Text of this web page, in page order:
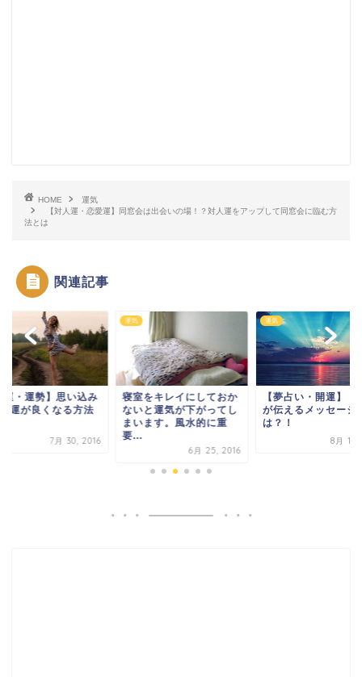
HOME
運気
【対人運・恋愛運】同窓会は出会いの場！？対人運をアップして同窓会に臨む方
法とは
関連記事
運・運勢】思い込み
運が良くなる方法
7月 30, 2016
運気
寝室をキレイにしておか
ないと運気が下がってし
まいます。風水的に重
要...
6月 25, 2016
運気
【夢占い・開運】「
が伝えるメッセージ
は？！
8月 15,